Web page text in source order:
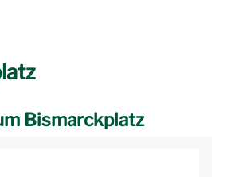
Bismarckplatz